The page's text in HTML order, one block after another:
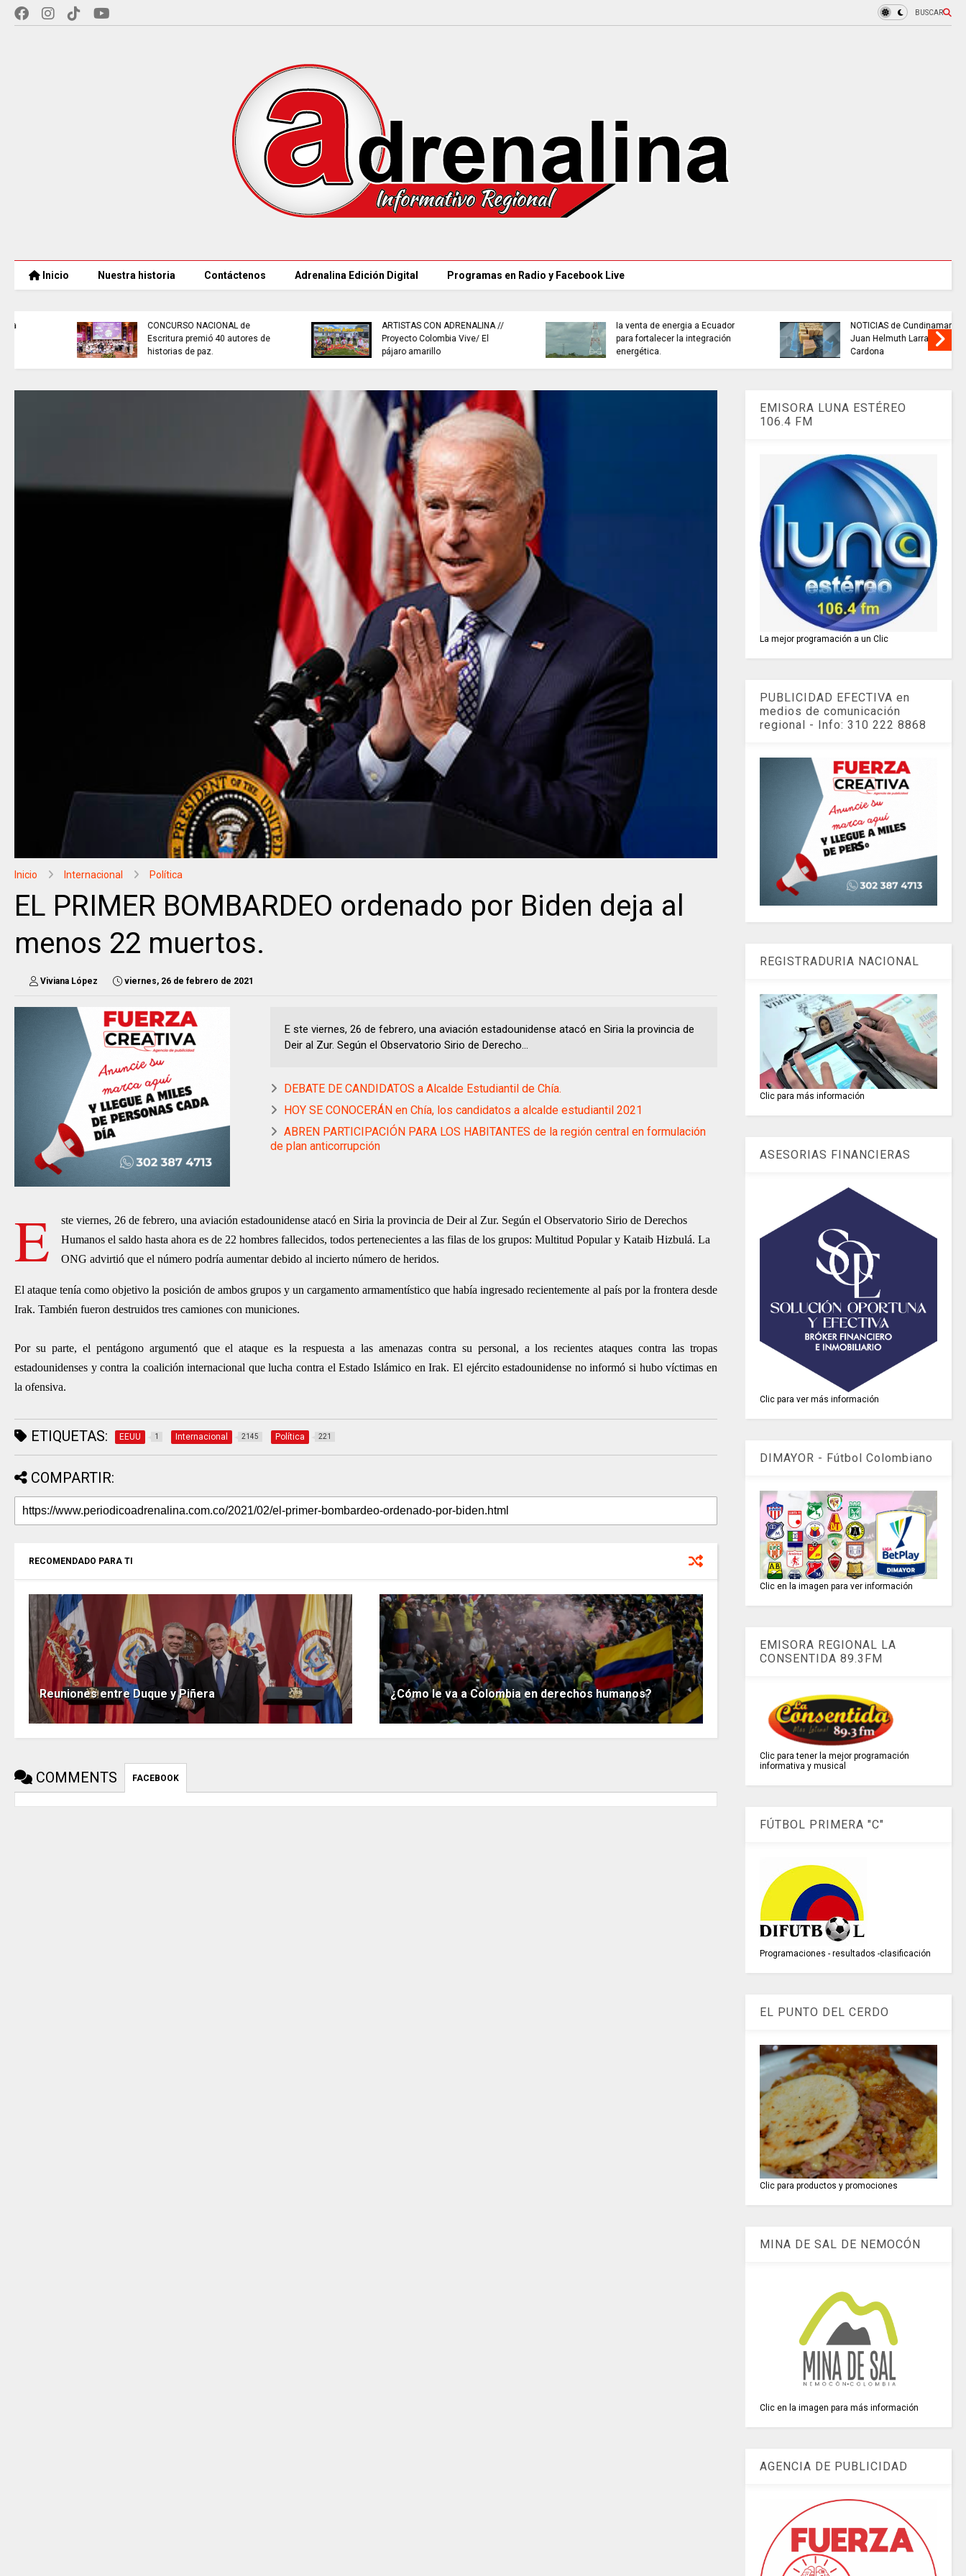
BUSCAR
Inicio Nuestra historia Contáctenos Adrenalina Edición Digital Programas en Radio y Facebook Live
la venta de energía a Ecuador
para fortalecer la integración
energética.
NOTICIAS de Cundinamarca con
Juan Helmuth Larrahondo
Cardona
INFORMACIÓN internacional
buscan mejorar la calidad del
agua que consumen miles de
familias en Cundinamarca.
Inicio Internacional Política
EL PRIMER BOMBARDEO ordenado por Biden deja al
menos 22 muertos.
Viviana López viernes, 26 de febrero de 2021
E ste viernes, 26 de febrero, una aviación estadounidense atacó en Siria la provincia de
Deir al Zur. Según el Observatorio Sirio de Derecho...
DEBATE DE CANDIDATOS a Alcalde Estudiantil de Chía.
HOY SE CONOCERÁN en Chía, los candidatos a alcalde estudiantil 2021
ABREN PARTICIPACIÓN PARA LOS HABITANTES de la región central en formulación
de plan anticorrupción
E
ste viernes, 26 de febrero, una aviación estadounidense atacó en Siria la provincia de Deir al Zur. Según el Observatorio Sirio de Derechos
Humanos el saldo hasta ahora es de 22 hombres fallecidos, todos pertenecientes a las filas de los grupos: Multitud Popular y Kataib Hizbulá. La
ONG advirtió que el número podría aumentar debido al incierto número de heridos.
El ataque tenía como objetivo la posición de ambos grupos y un cargamento armamentístico que había ingresado recientemente al país por la frontera desde
Irak. También fueron destruidos tres camiones con municiones.
Por su parte, el pentágono argumentó que el ataque es la respuesta a las amenazas contra su personal, a los recientes ataques contra las tropas
estadounidenses y contra la coalición internacional que lucha contra el Estado Islámico en Irak. El ejército estadounidense no informó si hubo víctimas en
la ofensiva.
ETIQUETAS: EEUU 1 Internacional 2145 Política 221
COMPARTIR:
RECOMENDADO PARA TI
Reuniones entre Duque y Piñera ¿Cómo le va a Colombia en derechos humanos?
COMMENTS FACEBOOK
EMISORA LUNA ESTÉREO
106.4 FM
La mejor programación a un Clic
PUBLICIDAD EFECTIVA en
medios de comunicación
regional - Info: 310 222 8868
REGISTRADURIA NACIONAL
Clic para más información
ASESORIAS FINANCIERAS
Clic para ver más información
DIMAYOR - Fútbol Colombiano
Clic en la imagen para ver información
EMISORA REGIONAL LA
CONSENTIDA 89.3FM
Clic para tener la mejor programación
informativa y musical
FÚTBOL PRIMERA "C"
Programaciones - resultados -clasificación
EL PUNTO DEL CERDO
Clic para productos y promociones
MINA DE SAL DE NEMOCÓN
Clic en la imagen para más información
AGENCIA DE PUBLICIDAD